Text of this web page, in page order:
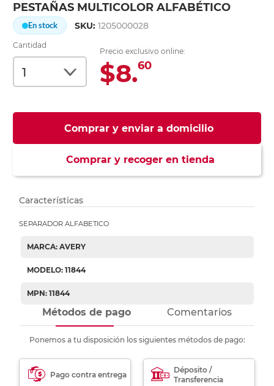
PESTAÑAS MULTICOLOR ALFABÉTICO
En stock SKU:1205000028
Cantidad
Precio exclusivo online:
$8.60
Comprar y enviar a domicilio
Comprar y recoger en tienda
Características
SEPARADOR ALFABETICO
MARCA: AVERY
MODELO: 11844
MPN: 11844
Métodos de pago Comentarios
Ponemos a tu disposición los siguientes métodos de pago:
Pago contra entrega
Déposito /
Transferencia